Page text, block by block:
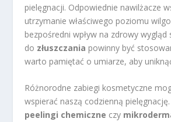
pielęgnacji. Odpowiednie nawilżacze
utrzymanie właściwego poziomu
bezpośredni wpływ na zdrowy wygląd
do złuszczania powinny być
warto pamiętać o umiarze, aby
Różnorodne zabiegi kosmetyczne
wspierać naszą codzienną
peelingi chemiczne czy